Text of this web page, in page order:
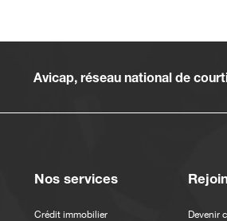
Avicap, réseau national de
Nos services
Crédit immobilier Devenir